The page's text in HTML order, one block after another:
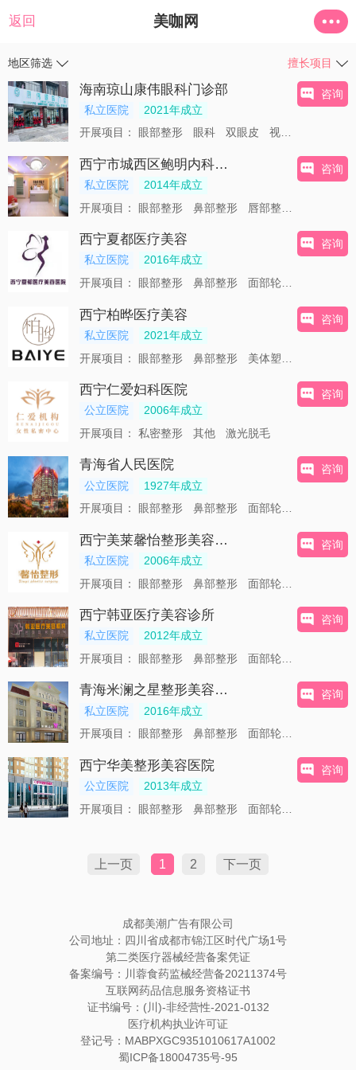
返回 美咖网
地区筛选 擅长项目
海南琼山康伟眼科门诊部
私立医院
2021年成立
开展项目：
眼部整形 眼科 双眼皮 视力检查
咨询
西宁市城西区鲍明内科诊所
私立医院
2014年成立
开展项目：
眼部整形 鼻部整形 唇部整形
咨询
西宁夏都医疗美容
私立医院
2016年成立
开展项目：
眼部整形 鼻部整形 面部轮廓
咨询
西宁柏晔医疗美容
私立医院
2021年成立
开展项目：
眼部整形 鼻部整形 美体塑形
咨询
西宁仁爱妇科医院
公立医院
2006年成立
开展项目：
私密整形 其他 激光脱毛
咨询
青海省人民医院
公立医院
1927年成立
开展项目：
眼部整形 鼻部整形 面部轮廓
咨询
西宁美莱馨怡整形美容医院
私立医院
2006年成立
开展项目：
眼部整形 鼻部整形 面部轮廓
咨询
西宁韩亚医疗美容诊所
私立医院
2012年成立
开展项目：
眼部整形 鼻部整形 面部轮廓
咨询
青海米澜之星整形美容医院
私立医院
2016年成立
开展项目：
眼部整形 鼻部整形 面部轮廓
咨询
西宁华美整形美容医院
公立医院
2013年成立
开展项目：
眼部整形 鼻部整形 面部轮廓
咨询
上一页 1 2 下一页
成都美潮广告有限公司
公司地址：四川省成都市锦江区时代广场1号
第二类医疗器械经营备案凭证
备案编号：川蓉食药监械经营备20211374号
互联网药品信息服务资格证书
证书编号：(川)-非经营性-2021-0132
医疗机构执业许可证
登记号：MABPXGC9351010617A1002
蜀ICP备18004735号-95